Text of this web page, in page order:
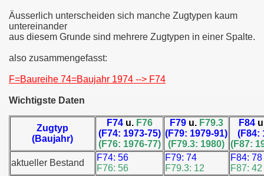
Äusserlich unterscheiden sich manche Zugtypen kaum
untereinander
aus diesem Grunde sind mehrere Zugtypen in einer Spalte.
also zusammengefasst:
F=Baureihe 74=Baujahr 1974 --> F74
Wichtigste Daten
Zugtyp
(Baujahr)
F74 u.F76
(F74: 1973-75)
(F76: 1976-77)
F79 u. F79.3
(F79: 1979-91)
(F79.3: 1980)
F84
(F84:
(F87:
aktueller Bestand
F74: 56
F76: 56
F79: 74
F79.3: 12
F84: 78
F87: 42